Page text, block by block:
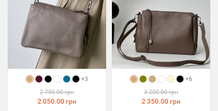
+3
2 750.00 грн
2 050.00 грн
+6
3 200.00 грн
2 350.00 грн